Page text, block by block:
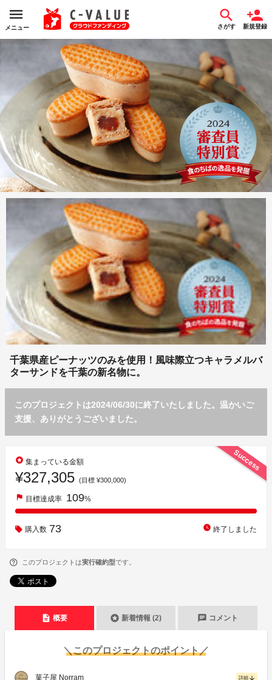
メニュー さがす 新規登録
千葉県産ピーナッツのみを使用！風味際立つキャラメルバ
ターサンドを千葉の新名物に。
このプロジェクトは2024/06/30に終了いたしました。温かいご
支援、ありがとうございました。
Success
stars 集まっている金額
¥327,305 (目標 ¥300,000)
flag 目標達成率 109%
購入数 73 watch_later 終了しました
このプロジェクトは実行確約型です。
description 概要 stars 新着情報 (2) chat コメント
＼このプロジェクトのポイント／
菓子屋 Norram 詳細 arrow_downward